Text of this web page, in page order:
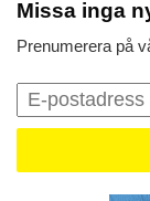
Missa inga
Prenumerera på